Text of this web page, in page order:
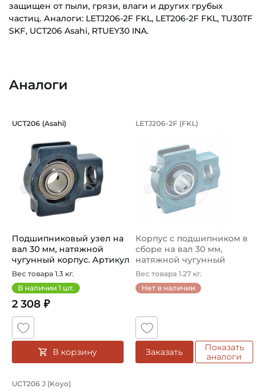
защищен от пыли, грязи, влаги и других грубых
частиц. Аналоги: LETJ206-2F FKL, LET206-2F FKL, TU30TF
SKF, UCT206 Asahi, RTUEY30 INA.
Тип корпуса:
Тип посадочного отверстия на вал:
Тип наружного кольца:
Сферическое
Способ фиксации на вал:
Стопорный винт
Установленный подшипник, артикул:
UC206 (Kabat)
Возможность дополнительной смазки
Материал:
Чугун
Страна происхождения:
Категория:
Аналоги
Подшипниковый узел на вал 30 мм,
UCT206 (Asahi)
Подшипниковый узел на
вал 30 мм, натяжной
чугунный корпус. Артикул
UCT2...
Вес товара 1.3 кг.
В наличии 1 шт.
2 308 ₽
В корзину
Корпус с
LETJ206-2F (FKL)
Корпус с подшипником в
сборе на вал 30 мм,
натяжной чугунный
корпус. Ар...
Вес товара 1.27 кг.
Нет в наличии
Заказать
Показать
аналоги
Подшипниковый узел на вал 30 мм,
UCT206 J (Koyo)